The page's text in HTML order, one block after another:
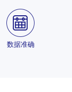
数据准确